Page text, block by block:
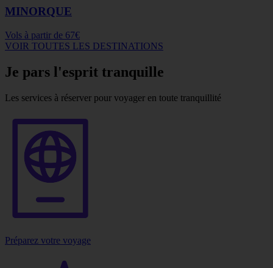
MINORQUE
Vols à partir de 67€
VOIR TOUTES LES DESTINATIONS
Je pars l'esprit tranquille
Les services à réserver pour voyager en toute tranquillité
Préparez votre voyage